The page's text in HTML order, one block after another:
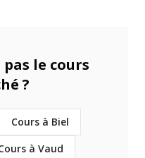
le cours
?
Cours à Biel
à Vaud